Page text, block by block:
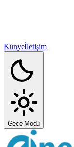
Künyeİletişim
Gece Modu